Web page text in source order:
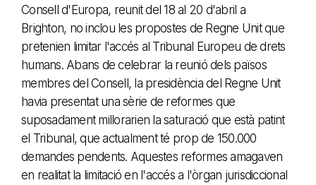
Consell d'Europa, reunit del 18 al 20 d'abril a
Brighton, no inclou les propostes de Regne Unit que
pretenien limitar l'accés al Tribunal Europeu de drets
humans. Abans de celebrar la reunió dels països
membres del Consell, la presidència del Regne Unit
havia presentat una sèrie de reformes que
suposadament millorarien la saturació que està patint
el Tribunal, que actualment té prop de 150.000
demandes pendents. Aquestes reformes amagaven
en realitat la limitació en l'accés a l'òrgan jurisdiccional